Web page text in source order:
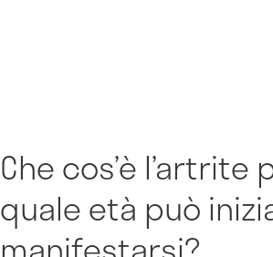
Che cos’è l’artrite
quale età può